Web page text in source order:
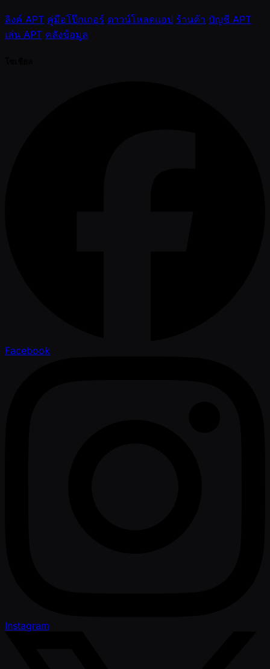
ลิงค์ APT คู่มือโป๊กเกอร์ ดาวน์โหลดแอป ร้านค้า บัญชี APT
เล่น APT คลังข้อมูล
Facebook
Instagram